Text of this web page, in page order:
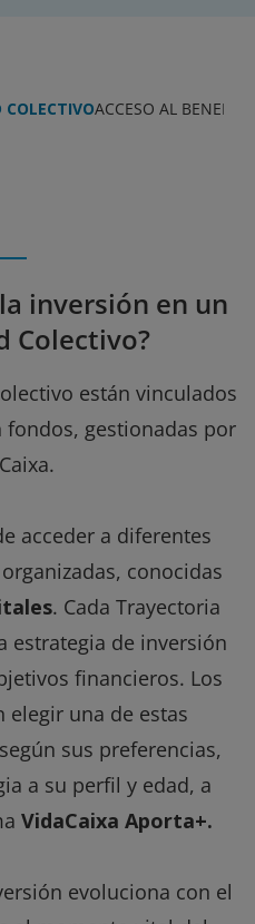
ACCESO AL
inversión en un
Colectivo?
están vinculados
fondos, gestionadas por
acceder a diferentes
conocidas
. Cada Trayectoria
estrategia de inversión
financieros. Los
elegir una de estas
sus preferencias,
a su perfil y edad, a
VidaCaixa Aporta+.
evoluciona con el